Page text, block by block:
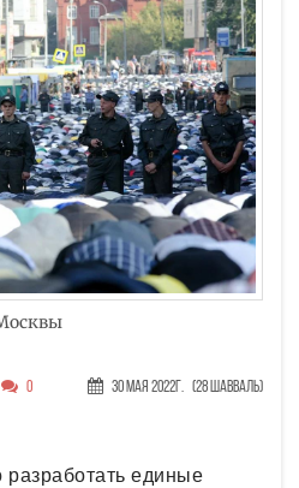
0 30 Мая 2022г. (28 Шавваль)
единые